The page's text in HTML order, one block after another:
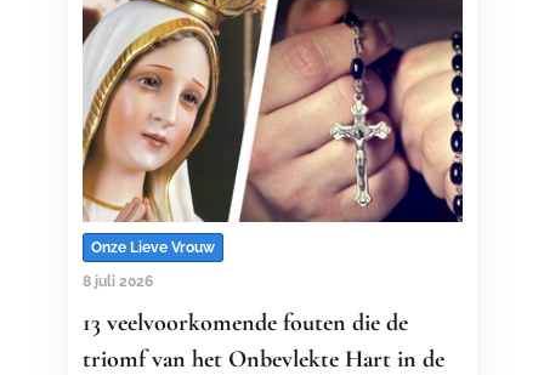
Onze Lieve Vrouw
8 juli 2026
13 veelvoorkomende fouten die de
triomf van het Onbevlekte Hart in de